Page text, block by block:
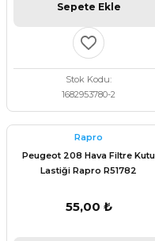
Sepete Ekle
Stok Kodu
1682953780-2
Rapro
Peugeot 208 Hava Filtre Kutu
Lastiği Rapro R51782
55,00 ₺